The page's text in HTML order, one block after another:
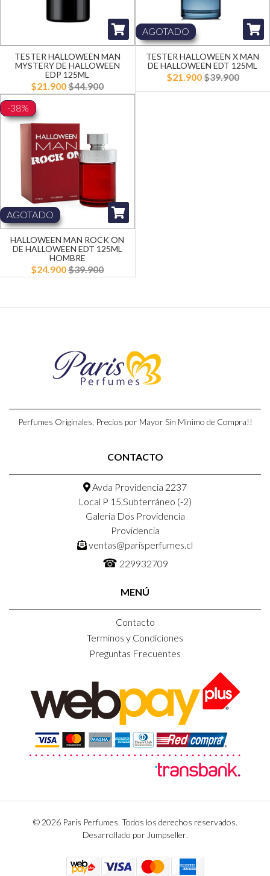
TESTER HALLOWEEN MAN
MYSTERY DE HALLOWEEN
EDP 125ML
$21.900$44.900
AGOTADO
TESTER HALLOWEEN X MAN
DE HALLOWEEN EDT 125ML
$21.900$39.900
-38%
AGOTADO
HALLOWEEN MAN ROCK ON
DE HALLOWEEN EDT 125ML
HOMBRE
$24.900$39.900
Perfumes Originales, Precios por Mayor Sin Minimo de Compra!!
CONTACTO
Avda Providencia 2237
Local P 15,Subterráneo (-2)
Galeria Dos Providencia
Providencia
ventas@parisperfumes.cl
☎ 229932709
MENÚ
Contacto
Terminos y Condiciones
Preguntas Frecuentes
© 2026 Paris Perfumes. Todos los derechos reservados.
Desarrollado por Jumpseller.